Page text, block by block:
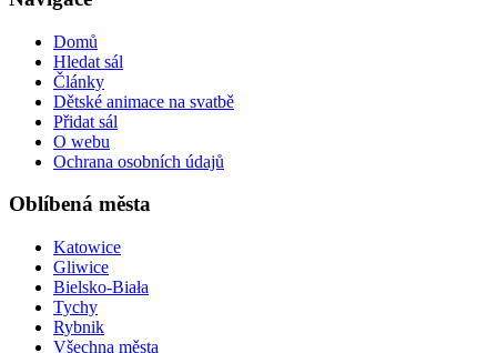
Domů
Hledat sál
Články
Dětské animace na svatbě
Přidat sál
O webu
Ochrana osobních údajů
Oblíbená města
Katowice
Gliwice
Bielsko-Biała
Tychy
Rybnik
Všechna města